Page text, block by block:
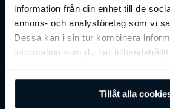
information från din enhet till de
annons- och analysföretag som vi
Dessa kan i sin tur kombinera
information som du har
samlat in när du har använt deras
vårintegritetspolicyför mer
Tillåt alla